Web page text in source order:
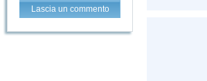
Lascia un commento